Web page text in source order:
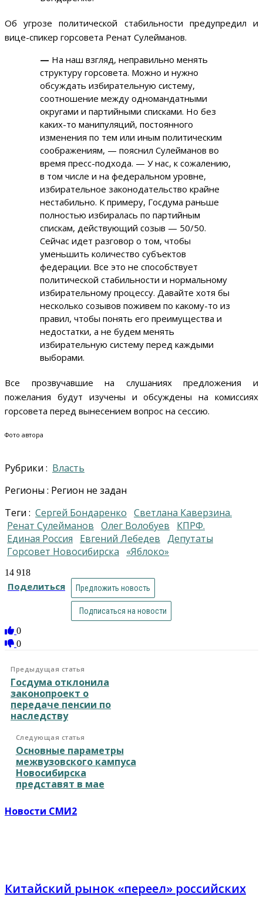
Об угрозе политической стабильности предупредил и
вице-спикер горсовета Ренат Сулейманов.
— На наш взгляд, неправильно менять
структуру горсовета. Можно и нужно
обсуждать избирательную систему,
соотношение между одномандатными
округами и партийными списками. Но без
каких-то манипуляций, постоянного
изменения по тем или иным политическим
соображениям, — пояснил Сулейманов во
время пресс-подхода. — У нас, к сожалению,
в том числе и на федеральном уровне,
избирательное законодательство крайне
нестабильно. К примеру, Госдума раньше
полностью избиралась по партийным
спискам, действующий созыв — 50/50.
Сейчас идет разговор о том, чтобы
уменьшить количество субъектов
федерации. Все это не способствует
политической стабильности и нормальному
избирательному процессу. Давайте хотя бы
несколько созывов поживем по какому-то из
правил, чтобы понять его преимущества и
недостатки, а не будем менять
избирательную систему перед каждыми
выборами.
Все прозвучавшие на слушаниях предложения и
пожелания будут изучены и обсуждены на комиссиях
горсовета перед вынесением вопрос на сессию.
Фото автора
Рубрики :
Власть
Регионы : Регион не задан
Теги :
Сергей Бондаренко
Светлана Каверзина.
Ренат Сулейманов
Олег Волобуев
КПРФ.
Единая Россия
Евгений Лебедев
депутаты
горсовет Новосибирска
«Яблоко»
14 918
Поделиться Предложить новость
Подписаться на новости
0
0
Предыдущая статья
Госдума отклонила
законопроект о
передаче пенсии по
наследству
Следующая статья
Основные параметры
межвузовского кампуса
Новосибирска
представят в мае
Новости СМИ2
Китайский рынок «переел» российских